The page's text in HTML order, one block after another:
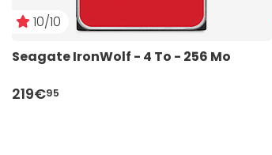
10/10
Seagate IronWolf - 4 To - 256 Mo
219€95